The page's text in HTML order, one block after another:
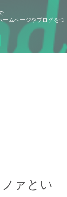
ームページやブログをつ
ァとい